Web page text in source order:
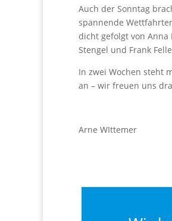
Auch der Sonntag
spannende
dicht gefolgt von Anna
Stengel und Frank
In zwei Wochen steht
an – wir freuen uns
Arne WIttemer